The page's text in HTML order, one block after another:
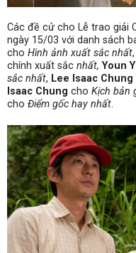
Các đề cử cho Lễ trao giải
ngày 15/03 với danh sách
cho Hình ảnh xuất sắc nhất,
chính xuất sắc nhất, Youn
sắc nhất, Lee Isaac Chung
Isaac Chung cho Kịch bản
cho Điểm gốc hay nhất.